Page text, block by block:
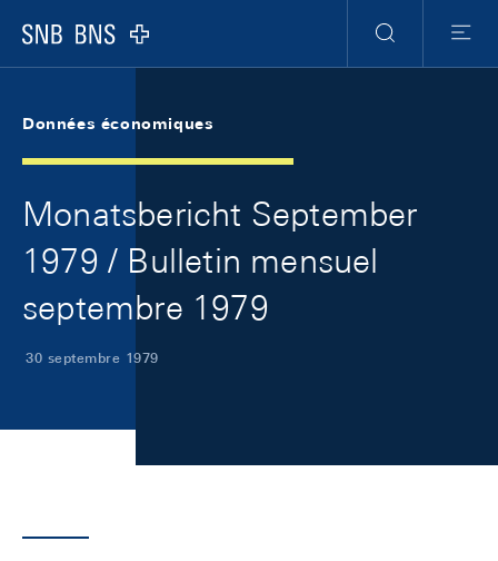
Logo
RechercheMenu
Données économiques
Monatsbericht September
1979 / Bulletin mensuel
septembre 1979
30 septembre 1979